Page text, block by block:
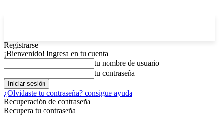
Registrarse
¡Bienvenido! Ingresa en tu cuenta
tu nombre de usuario
tu contraseña
¿Olvidaste tu contraseña? consigue ayuda
Recuperación de contraseña
Recupera tu contraseña